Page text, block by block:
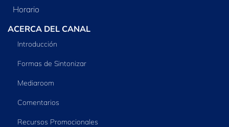
Horario
ACERCA DEL CANAL
Introducción
Formas de Sintonizar
Mediaroom
Comentarios
Recursos Promocionales